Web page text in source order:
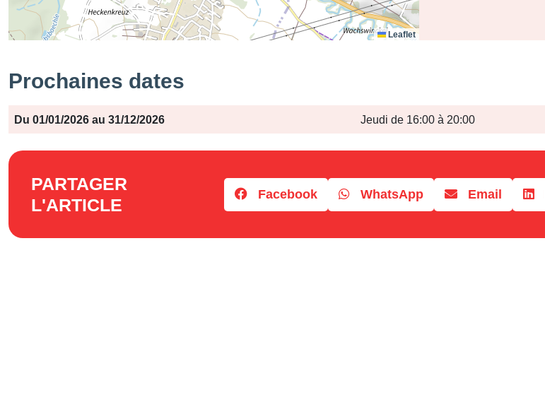
Leaflet
Prochaines dates
Période Jours Horaires
Du 01/01/2026 au 31/12/2026 Jeudi de 16:00 à 20:00
PARTAGER
L'ARTICLE
Facebook WhatsApp Email